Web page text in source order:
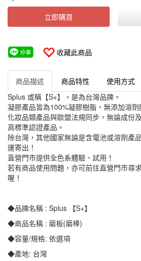
立即購買
收藏此商品
商品描述 商品特性
使用方式
Splus 或稱【S+】，是為台灣品牌。
凝膠產品皆為100%凝膠樹脂，無添加溶劑
化妝品類產品與歐盟法規同步，無論成份
高標準認證產品。
除台灣，其他國家無論是含電池或溶劑產
運寄出！
直營門市提供全色系體驗、試用！
若有商品使用問題，亦可前往直營門市尋
喔！
◆品牌名稱 : Splus 【S+】
◆商品名稱 : 磨板(磨棒)
◆容量/規格: 依選項
◆產地: 台灣